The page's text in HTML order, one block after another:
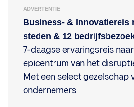
ADVERTENTIE
Business- & Innovatiereis
steden & 12
7-daagse ervaringsreis
epicentrum van het
Met een select gezelschap
ondernemers